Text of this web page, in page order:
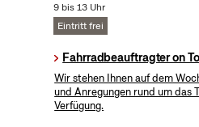
9 bis 13 Uhr
Eintritt frei
Fahrradbeauftragter on
Wir stehen Ihnen auf dem
und Anregungen rund um das
Verfügung.